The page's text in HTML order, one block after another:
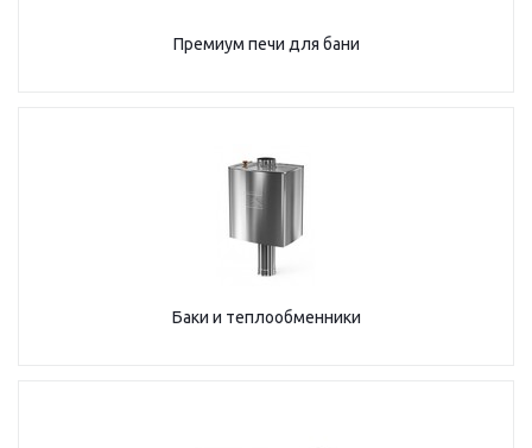
Премиум печи для бани
Баки и теплообменники